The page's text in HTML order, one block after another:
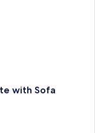
with Sofa